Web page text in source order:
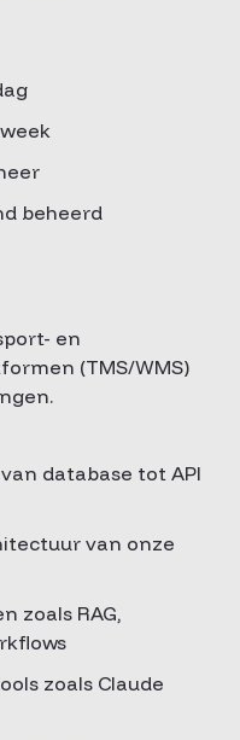
beheerd
en
(TMS/WMS)
database tot API
van onze
zoals RAG,
zoals Claude